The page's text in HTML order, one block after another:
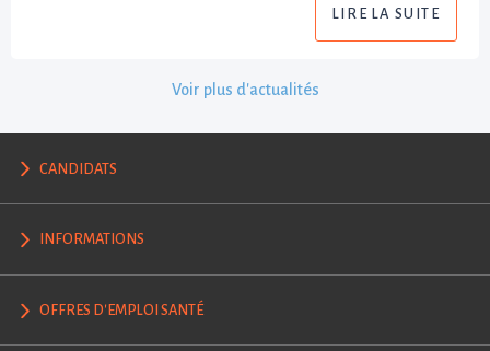
LIRE LA SUITE
Voir plus d'actualités
CANDIDATS
INFORMATIONS
OFFRES D'EMPLOI SANTÉ